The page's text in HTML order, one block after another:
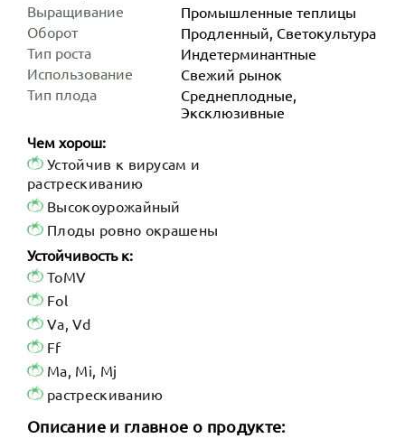
Выращивание
Промышленные теплицы
Оборот
Продленный, Светокультура
Тип роста
Индетер­минантные
Использование
Свежий рынок
Тип плода
Среднеплодные,
Эксклюзивные
Чем хорош:
Устойчив к вирусам и
растрескиванию
Высокоурожайный
Плоды ровно окрашены
Устойчивость к:
ToMV
Fol
Va, Vd
Ff
Ma, Mi, Mj
растрескиванию
Описание и главное о продукте: